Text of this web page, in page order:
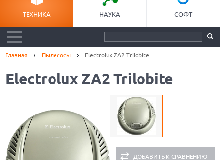
ТЕХНИКА НАУКА СОФТ
Главная Пылесосы Electrolux ZA2 Trilobite
Electrolux ZA2 Trilobite
ДОБАВИТЬ К СРАВНЕНИЮ